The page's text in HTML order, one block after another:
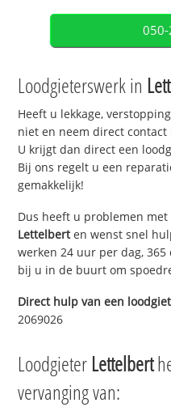
Loodgieterswerk in
Heeft u lekkage,
niet en neem direct contact
U krijgt dan direct een
Bij ons regelt u een
gemakkelijk!
Dus heeft u problemen
Lettelberten wenst snel
werken 24 uur per dag,
bij u in de buurt om
Direct hulp van een
2069026
Loodgieter Lettelbert
vervanging van: